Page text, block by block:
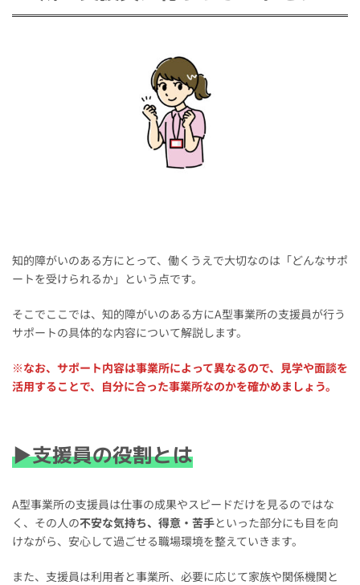
知的障がいのある方にとって、働くうえで大切なのは「どんなサポ
ートを受けられるか」という点です。
そこでここでは、知的障がいのある方にA型事業所の支援員が行う
サポートの具体的な内容について解説します。
※なお、サポート内容は事業所によって異なるので、見学や面談を
活用することで、自分に合った事業所なのかを確かめましょう。
▶支援員の役割とは
A型事業所の支援員は仕事の成果やスピードだけを見るのではな
く、その人の不安な気持ち、得意・苦手といった部分にも目を向
けながら、安心して過ごせる職場環境を整えていきます。
また、支援員は利用者と事業所、必要に応じて家族や関係機関と